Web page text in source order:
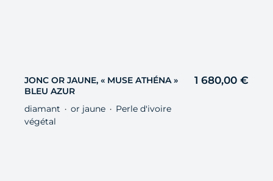
JONC OR JAUNE, « MUSE ATHÉNA »
BLEU AZUR
1 680,00 €
diamant ・ or jaune ・ Perle d'ivoire
végétal